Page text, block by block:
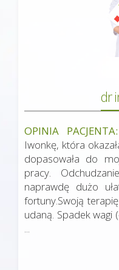
dr
OPINIA PACJENTA:
Iwonkę, która
dopasowała do
pracy.
naprawdę dużo
fortuny.Swoją
udaną. Spadek wagi
...